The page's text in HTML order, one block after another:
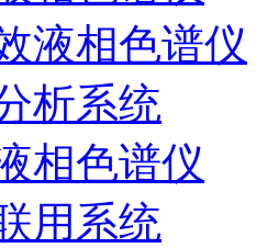
液相色谱仪
析系统
相色谱仪
用系统